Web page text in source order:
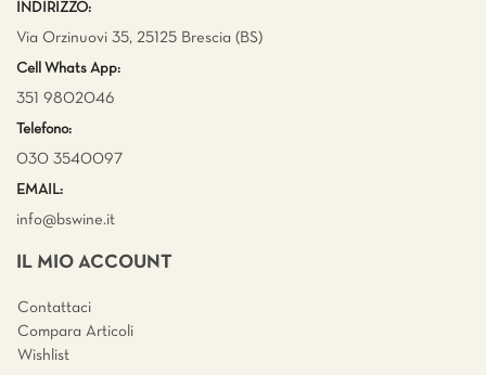
INDIRIZZO:
Via Orzinuovi 35, 25125 Brescia (BS)
Cell Whats App:
351 9802046
Telefono:
030 3540097
EMAIL:
info@bswine.it
IL MIO ACCOUNT
Contattaci
Compara Articoli
Wishlist